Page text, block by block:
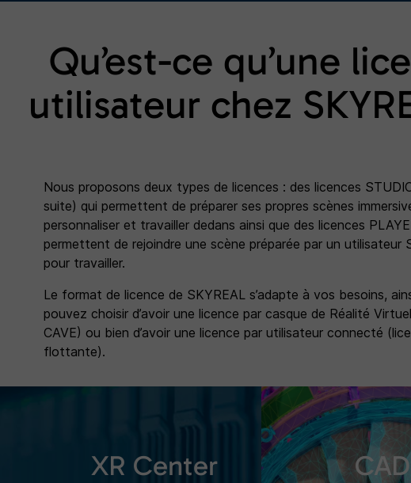
Qu’est-ce qu’une
utilisateur chez
Nous proposons deux types de licences : des licences
suite) qui permettent de préparer ses propres scènes
personnaliser et travailler dedans ainsi que des licences
permettent de rejoindre une scène préparée par un utilisateur
pour travailler.
Le format de licence de SKYREAL s’adapte à vos besoins,
pouvez choisir d’avoir une licence par casque de Réalité
CAVE) ou bien d’avoir une licence par utilisateur connecté
flottante).
XR Center